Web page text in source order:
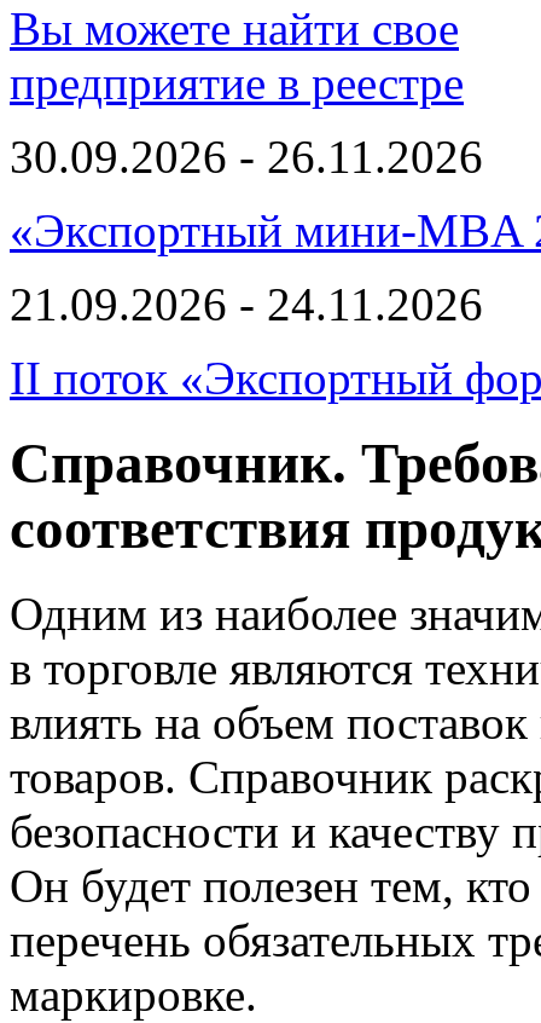
Вы можете найти свое
предприятие в реестре
30.09.2026 - 26.11.2026
«Экспортный мини-MBA
21.09.2026 - 24.11.2026
II поток «Экспортный
Справочник.
соответствия
Одним из наиболее
в торговле являются
влиять на объем
товаров. Справочник
безопасности и
Он будет полезен тем,
перечень обязательных
маркировке.